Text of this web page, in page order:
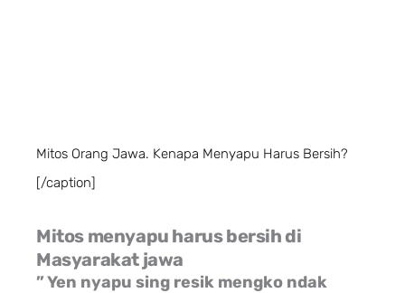
Mitos Orang Jawa. Kenapa Menyapu Harus Bersih?
[/caption]
Mitos menyapu harus bersih di
Masyarakat jawa
” Yen nyapu sing resik mengko ndak